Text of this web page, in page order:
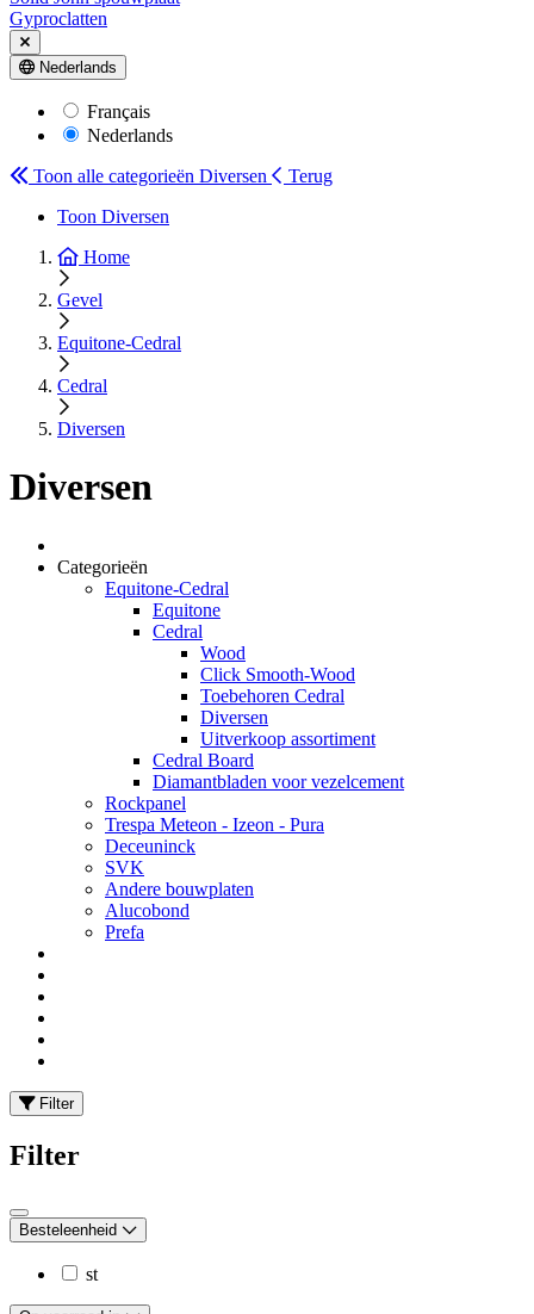
Gyproclatten
Nederlands
Français
Nederlands
Toon alle categorieën Diversen
Terug
Toon Diversen
Home
Gevel
Equitone-Cedral
Cedral
Diversen
Diversen
Categorieën
Equitone-Cedral
Equitone
Cedral
Wood
Click Smooth-Wood
Toebehoren Cedral
Diversen
Uitverkoop assortiment
Cedral Board
Diamantbladen voor vezelcement
Rockpanel
Trespa Meteon - Izeon - Pura
Deceuninck
SVK
Andere bouwplaten
Alucobond
Prefa
Filter
Filter
Besteleenheid
st